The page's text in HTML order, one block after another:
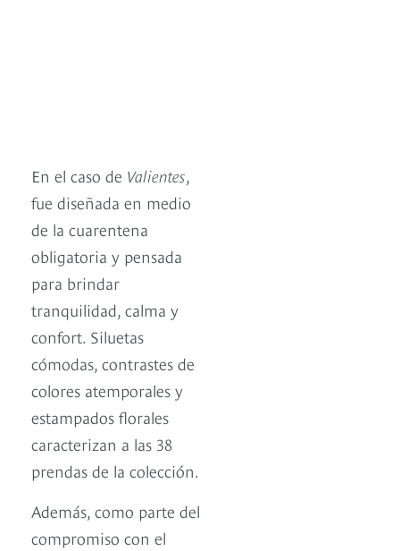
En el caso de Valientes
fue diseñada en medio
de la cuarentena
obligatoria y pensada
para brindar
tranquilidad, calma y
confort. Siluetas
cómodas, contrastes de
colores atemporales y
estampados florales
caracterizan a las 38
prendas de la colección.
Además, como parte del
compromiso con el